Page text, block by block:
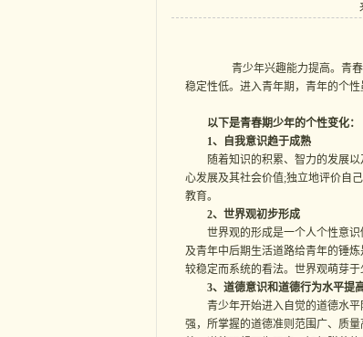
青少年兴趣能力提高。青春期少
稳定性低。进入青年期，青年的个
以下是青春期少年的个性变化：
1、自我意识趋于成熟
随着知识的积累、智力的发展以
心发展及其社会价值;独立地评价自
教育。
2、世界观初步形成
世界观的形成是一个人个性意识
及青年中后期生活道路给青年的锤
较稳定而系统的看法。世界观萌芽
3、道德意识和道德行为水平提
青少年开始进入自觉的道德水平
强，所掌握的道德准则范围广、质